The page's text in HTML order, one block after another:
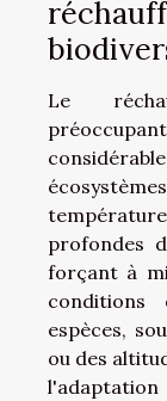
Le
profondes
forçant à
conditions
espèces,
ou des
l'adaptation